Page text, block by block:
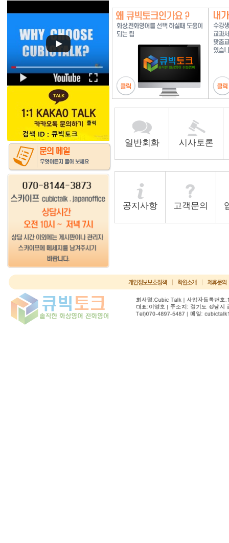
일반회화 시사토론
공지사항 고객문의